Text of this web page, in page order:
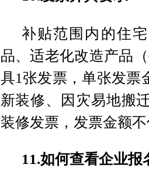
补贴范围内的住
品、适老化改造产品
具1张发票，单张发票
新装修、因灾易地搬
装修发票，发票金额
11.如何查看企业报